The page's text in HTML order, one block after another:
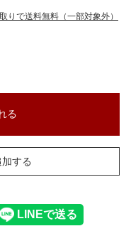
りで送料無料（一部対象外）
る
する